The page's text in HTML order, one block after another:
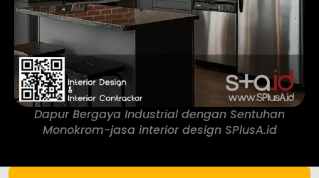
Dapur Bergaya Industrial dengan Sentuhan
Monokrom-jasa interior design SPlusA.id